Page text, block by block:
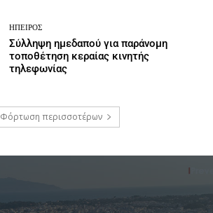
ΉΠΕΙΡΟΣ
Σύλληψη ημεδαπού για παράνομη
τοποθέτηση κεραίας κινητής
τηλεφωνίας
Φόρτωση περισσοτέρων